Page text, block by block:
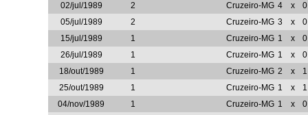
02/jul/1989
2 Cruzeiro-MG 4 x
0
05/jul/1989
2 Cruzeiro-MG 3 x
0
15/jul/1989
1 Cruzeiro-MG 1 x
0
26/jul/1989
1 Cruzeiro-MG 1 x
0
18/out/1989
1 Cruzeiro-MG 2 x
1
25/out/1989
1 Cruzeiro-MG 1 x
1
04/nov/1989
1 Cruzeiro-MG 1 x
0